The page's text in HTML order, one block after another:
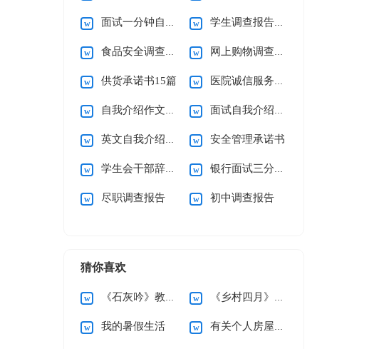
面试一分钟自我介绍15篇 学生调查报告(通用15篇)
食品安全调查报告(15篇) 网上购物调查报告15篇
供货承诺书15篇 医院诚信服务承诺书
自我介绍作文精选15篇 面试自我介绍(汇编15篇)
英文自我介绍(汇编15篇) 安全管理承诺书
学生会干部辞职信 银行面试三分钟自我介绍
尽职调查报告 初中调查报告
猜你喜欢
《石灰吟》教案5篇 《乡村四月》说课稿
我的暑假生活 有关个人房屋租赁合同范文10篇